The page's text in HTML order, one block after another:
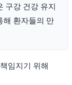
구강 건강 유지
해 환자들의 만